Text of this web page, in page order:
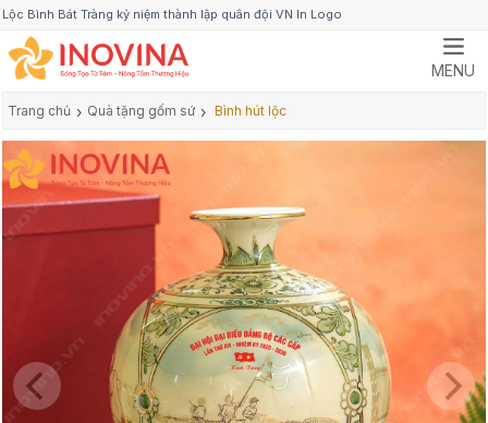
Lộc Bình Bát Tràng kỷ niệm thành lập quân đội VN In Logo
MENU
Trang chủ › Quà tặng gốm sứ › Bình hút lộc